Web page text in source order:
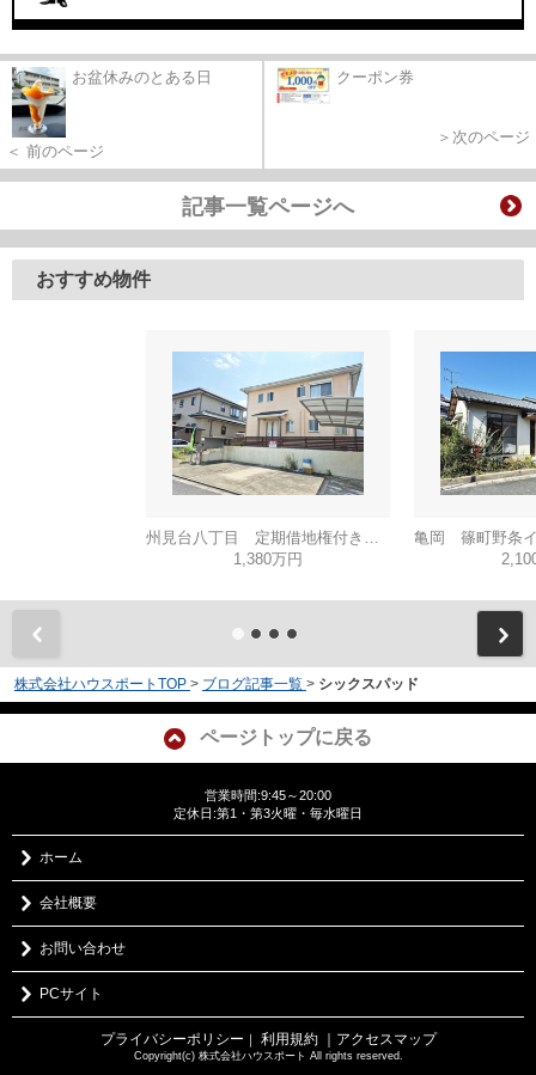
お盆休みのとある日
＜ 前のページ
クーポン券
＞次のページ
記事一覧ページへ
おすすめ物件
州見台八丁目 定期借地権付き一戸建
1,380万円
株式会社ハウスポートTOP > ブログ記事一覧 > シックスパッド
ページトップに戻る
営業時間:9:45～20:00
定休日:第1・第3火曜・毎水曜日
ホーム
会社概要
お問い合わせ
PCサイト
プライバシーポリシー 利用規約 ｜アクセスマップ
Copyright(c) 株式会社ハウスポート All rights reserved.